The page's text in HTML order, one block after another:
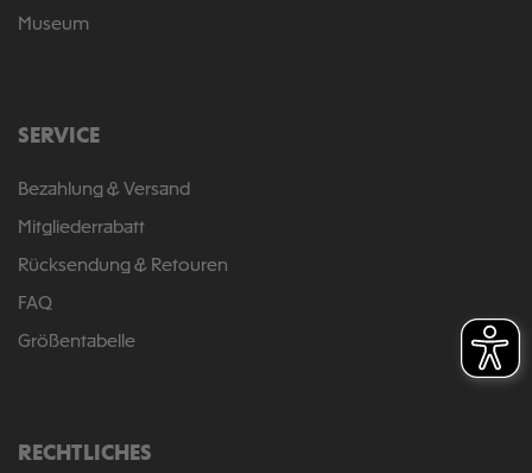
Museum
SERVICE
Bezahlung & Versand
Mitgliederrabatt
Rücksendung & Retouren
FAQ
Größentabelle
RECHTLICHES